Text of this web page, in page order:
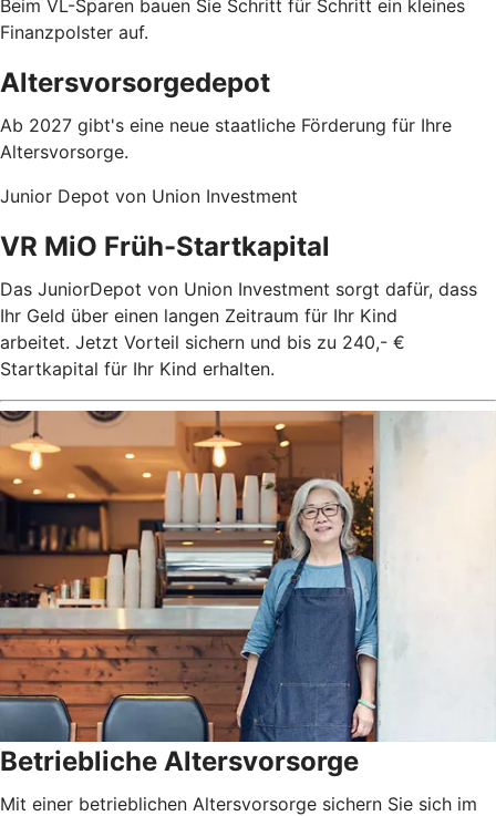
Beim VL-Sparen bauen Sie Schritt für Schritt ein kleines
Finanzpolster auf.
Altersvorsorgedepot
Ab 2027 gibt's eine neue staatliche Förderung für Ihre
Altersvorsorge.
Junior Depot von Union Investment
VR MiO Früh-Startkapital
Das JuniorDepot von Union Investment sorgt dafür, dass
Ihr Geld über einen langen Zeitraum für Ihr Kind
arbeitet. Jetzt Vorteil sichern und bis zu 240,- €
Startkapital für Ihr Kind erhalten.
Betriebliche Altersvorsorge
Mit einer betrieblichen Altersvorsorge sichern Sie sich im